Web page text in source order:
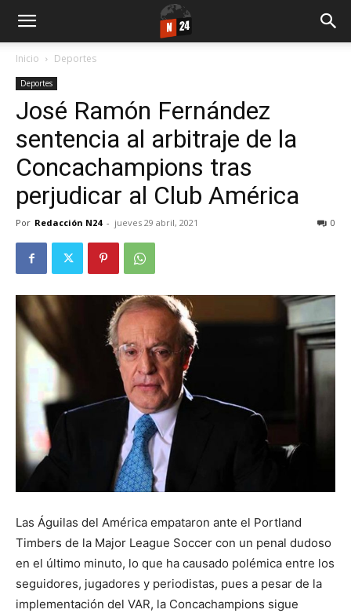
Inicio Deportes
Deportes
José Ramón Fernández
sentencia al arbitraje de la
Concachampions tras
perjudicar al Club América
Por Redacción N24 - jueves 29 abril, 2021 0
Las Águilas del América empataron ante el Portland
Timbers de la Major League Soccer con un penal dudoso
en el último minuto, lo que ha causado polémica entre los
seguidores, jugadores y periodistas, pues a pesar de la
implementación del VAR, la Concachampions sigue